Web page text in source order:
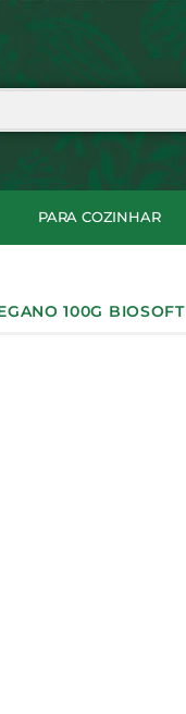
PARA COZINHAR
100G BIOSOFT